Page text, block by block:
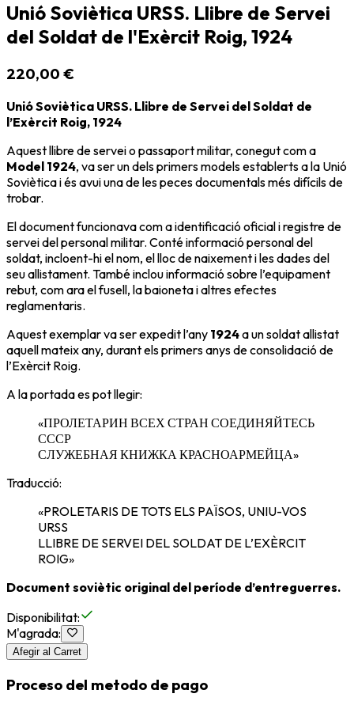
Unió Soviètica URSS. Llibre de Servei
del Soldat de l'Exèrcit Roig, 1924
220,00 €
Unió Soviètica URSS. Llibre de Servei del Soldat de
l’Exèrcit Roig, 1924
Aquest llibre de servei o passaport militar, conegut com a
Model 1924, va ser un dels primers models establerts a la Unió
Sovièticai és avui una de les peces documentals més difícils de
trobar.
El document funcionava com a identificació oficial i registre de
servei del personal militar. Conté informació personal del
soldat, incloent-hi el nom, el lloc de naixement i les dades del
seu allistament. També inclou informació sobre l’equipament
rebut, com ara el fusell, la baioneta i altres efectes
reglamentaris.
Aquest exemplar va ser expedit l’any 1924a un soldat allistat
aquell mateix any, durant els primers anys de consolidació de
l’Exèrcit Roig.
A la portada es pot llegir:
«ПРОЛЕТАРИН ВСЕХ СТРАН СОЕДИНЯЙТЕСЬ
СССР
СЛУЖЕБНАЯ КНИЖКА КРАСНОАРМЕЙЦА»
Traducció:
«PROLETARIS DE TOTS ELS PAÏSOS, UNIU-VOS
URSS
LLIBRE DE SERVEI DEL SOLDAT DE L’EXÈRCIT
ROIG»
Document soviètic original del període d’entreguerres.
Disponibilitat:
M'agrada:
Afegir al Carret
Proceso del metodo de pago